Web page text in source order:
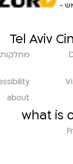
-
Tel Aviv
מחלקות
about
what is